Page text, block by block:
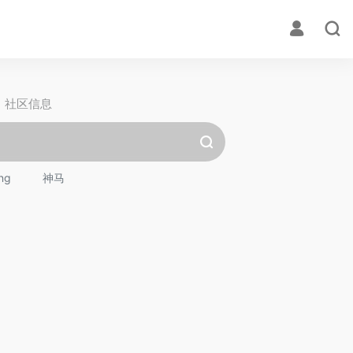
社区信息
神马